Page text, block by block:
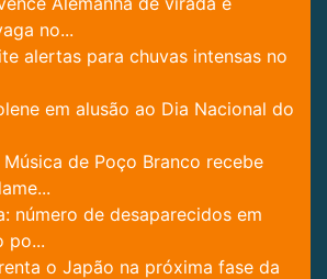
no...
alertas para chuvas intensas no
em alusão ao Dia Nacional do
Música de Poço Branco recebe
número de desaparecidos em
po...
o Japão na próxima fase da